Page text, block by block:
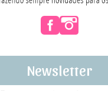
Newsletter